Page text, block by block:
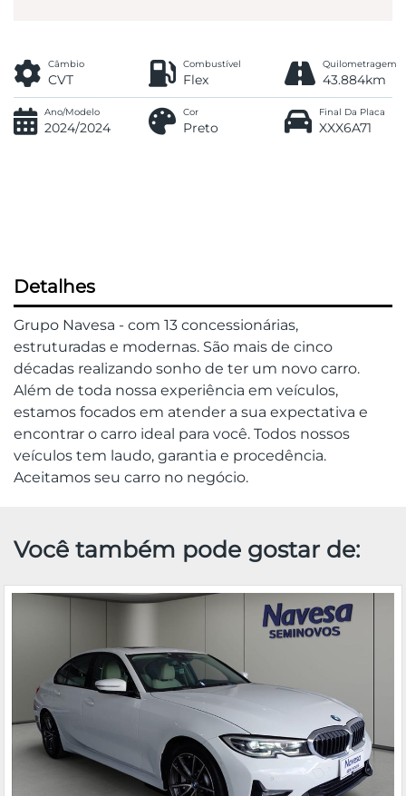
Câmbio
CVT
Combustível
Flex
Quilometragem
43.884km
Ano/Modelo
2024/2024
Cor
Preto
Final Da Placa
XXX6A71
Detalhes
Grupo Navesa - com 13 concessionárias,
estruturadas e modernas. São mais de cinco
décadas realizando sonho de ter um novo carro.
Além de toda nossa experiência em veículos,
estamos focados em atender a sua expectativa e
encontrar o carro ideal para você. Todos nossos
veículos tem laudo, garantia e procedência.
Aceitamos seu carro no negócio.
Você também pode gostar de: